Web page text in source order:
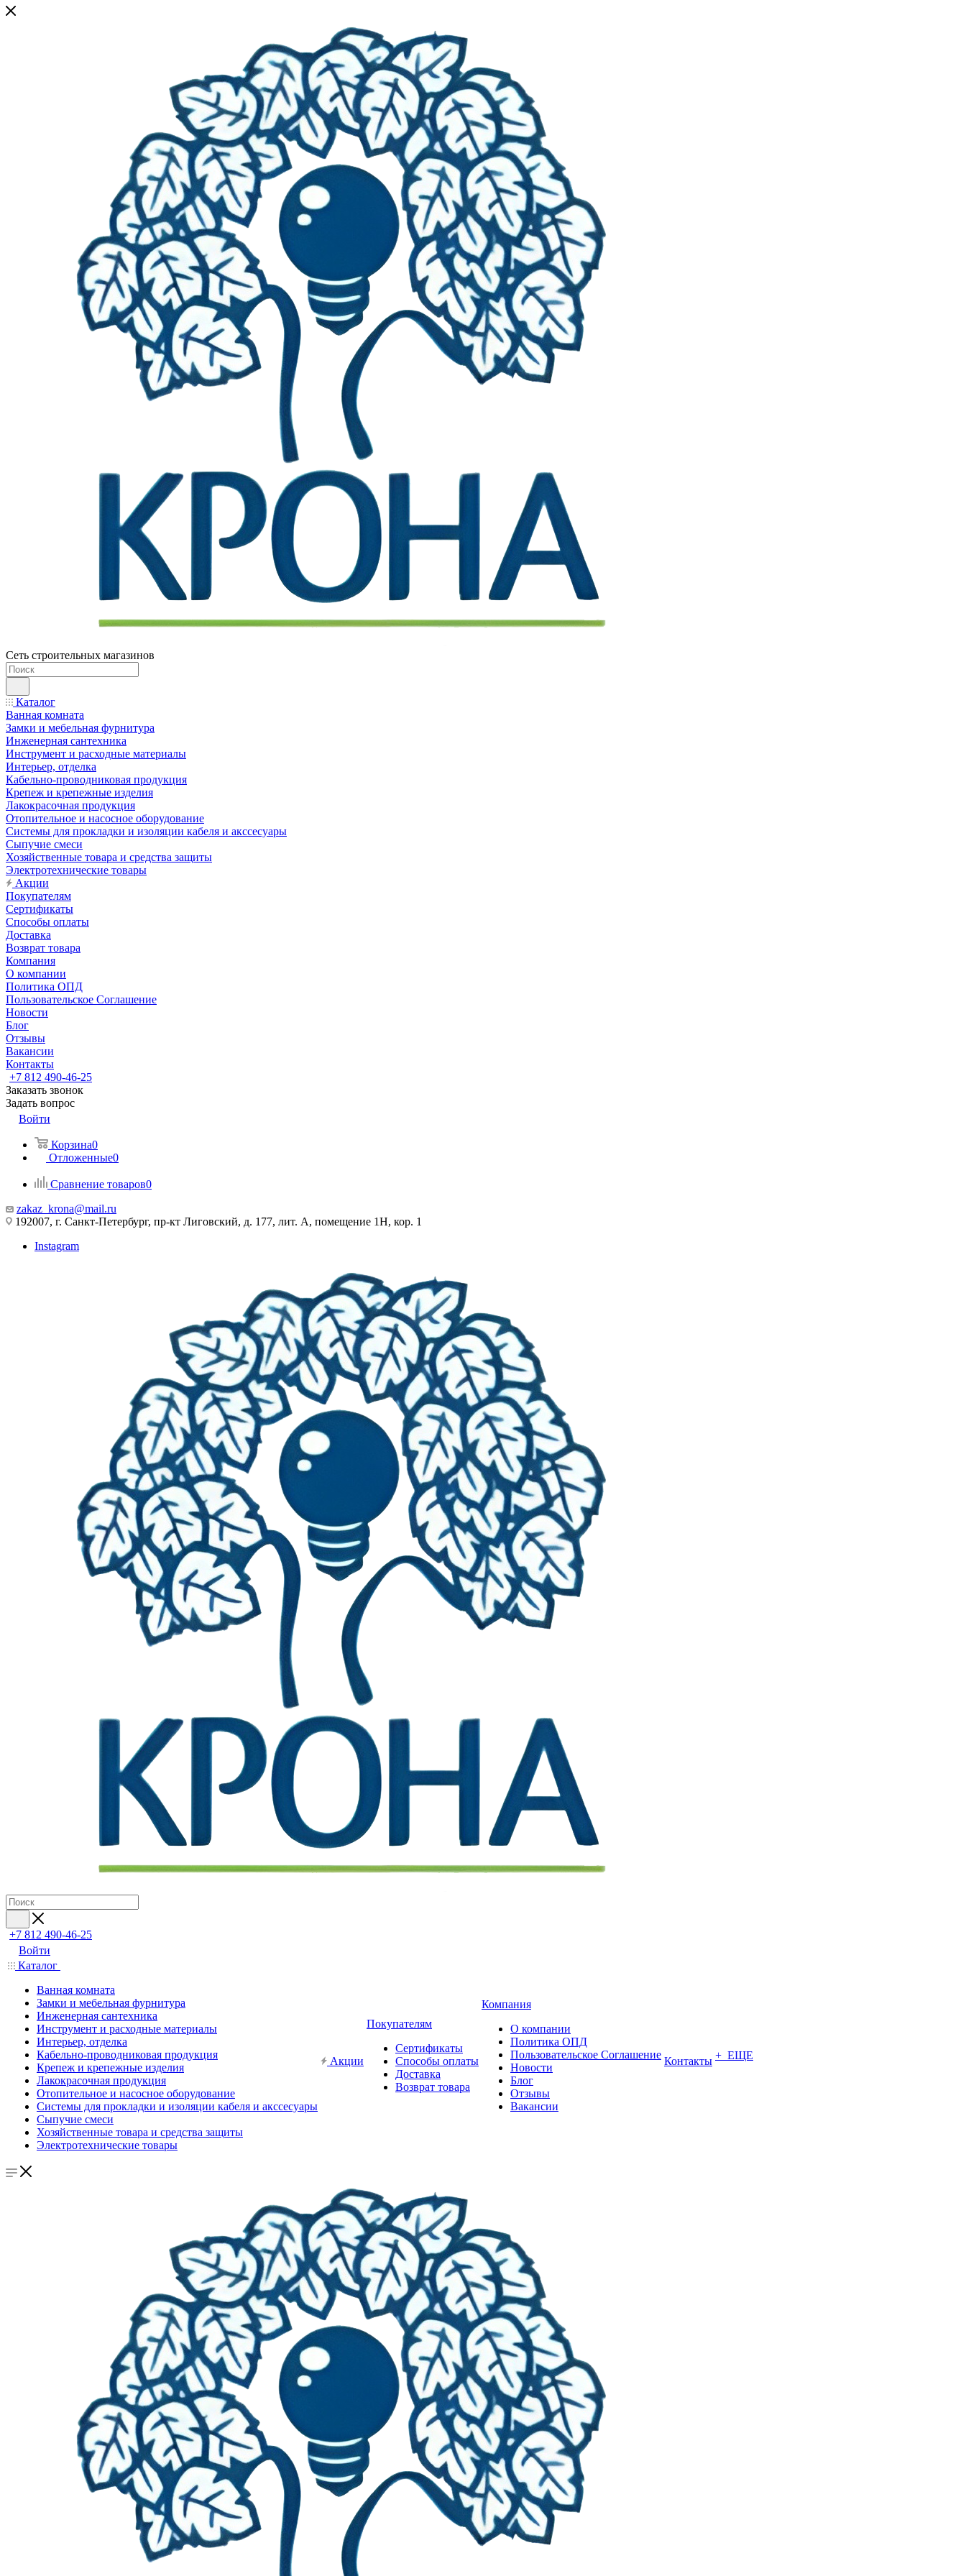
Сеть строительных магазинов
Каталог
Ванная комната
Замки и мебельная фурнитура
Инженерная сантехника
Инструмент и расходные материалы
Интерьер, отделка
Кабельно-проводниковая продукция
Крепеж и крепежные изделия
Лакокрасочная продукция
Отопительное и насосное оборудование
Системы для прокладки и изоляции кабеля и акссесуары
Сыпучие смеси
Хозяйственные товара и средства защиты
Электротехнические товары
Акции
Покупателям
Сертификаты
Способы оплаты
Доставка
Возврат товара
Компания
О компании
Политика ОПД
Пользовательское Соглашение
Новости
Блог
Отзывы
Вакансии
Контакты
+7 812 490-46-25
Заказать звонок
Задать вопрос
Войти
Корзина0
Отложенные0
Сравнение товаров0
zakaz_krona@mail.ru
192007, г. Санкт-Петербург, пр-кт Лиговский, д. 177, лит. А, помещение 1Н, кор. 1
Instagram
+7 812 490-46-25
Войти
Каталог
Ванная комната
Замки и мебельная фурнитура
Инженерная сантехника
Инструмент и расходные материалы
Интерьер, отделка
Кабельно-проводниковая продукция
Крепеж и крепежные изделия
Лакокрасочная продукция
Отопительное и насосное оборудование
Системы для прокладки и изоляции кабеля и акссесуары
Сыпучие смеси
Хозяйственные товара и средства защиты
Электротехнические товары
Акции
Покупателям
Сертификаты
Способы оплаты
Доставка
Возврат товара
Компания
О компании
Политика ОПД
Пользовательское Соглашение
Новости
Блог
Отзывы
Вакансии
Контакты + ЕЩЕ